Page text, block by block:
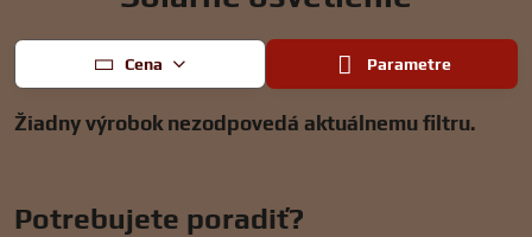
Cena Parametre
Potrebujete poradiť?